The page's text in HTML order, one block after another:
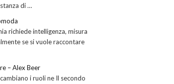
di …
richiede intelligenza, misura
se si vuole raccontare
– Alex Beer
i ruoli ne Il secondo